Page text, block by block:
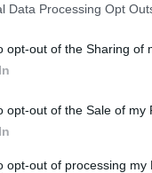
Data Processing Opt
opt-out of the Sharing of
opt-out of the Sale of my
opt-out of processing my
περαιτέρω την
συνθήκες
χρονιά,
γεγονός που θα